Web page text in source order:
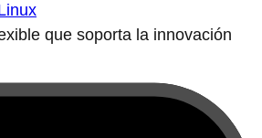
que soporta la innovación